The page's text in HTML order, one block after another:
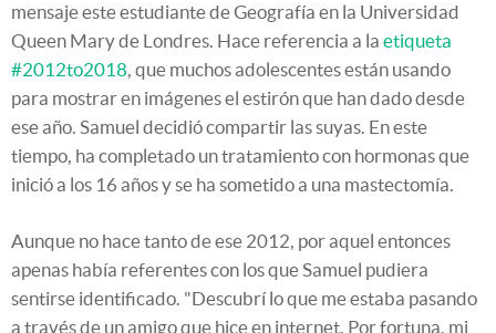
mensaje este estudiante de Geografía en la Universidad
Queen Mary de Londres. Hace referencia a la etiqueta
#2012to2018, que muchos adolescentes están usando
para mostrar en imágenes el estirón que han dado desde
ese año. Samuel decidió compartir las suyas. En este
tiempo, ha completado un tratamiento con hormonas que
inició a los 16 años y se ha sometido a una mastectomía.
Aunque no hace tanto de ese 2012, por aquel entonces
apenas había referentes con los que Samuel pudiera
sentirse identificado. "Descubrí lo que me estaba pasando
a través de un amigo que hice en internet. Por fortuna, mi